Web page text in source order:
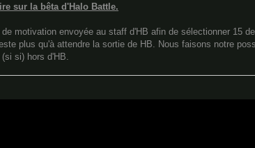
sur la bêta d'Halo Battle.
motivation envoyée au staff d'HB afin de sélectionner 15
plus qu'à attendre la sortie de HB. Nous faisons notre
si) hors d'HB.